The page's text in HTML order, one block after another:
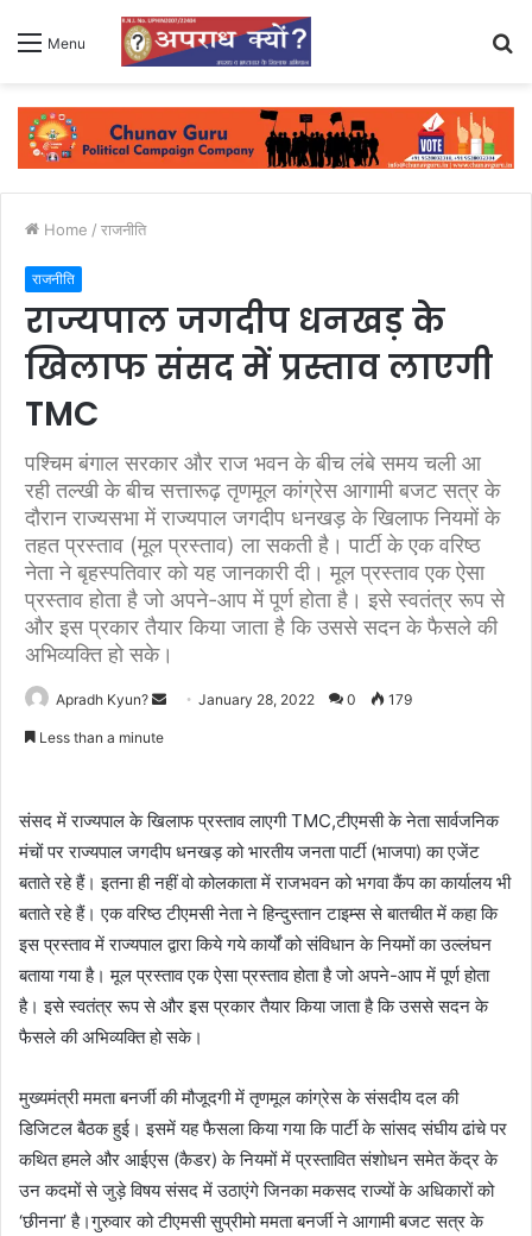
Menu
Home / राजनीति
राजनीति
राज्यपाल जगदीप धनखड़ के
खिलाफ संसद में प्रस्ताव लाएगी
TMC
पश्चिम बंगाल सरकार और राज भवन के बीच लंबे समय चली आ
रही तल्खी के बीच सत्तारूढ़ तृणमूल कांग्रेस आगामी बजट सत्र के
दौरान राज्यसभा में राज्यपाल जगदीप धनखड़ के खिलाफ नियमों के
तहत प्रस्ताव (मूल प्रस्ताव) ला सकती है। पार्टी के एक वरिष्ठ
नेता ने बृहस्पतिवार को यह जानकारी दी। मूल प्रस्ताव एक ऐसा
प्रस्ताव होता है जो अपने-आप में पूर्ण होता है। इसे स्वतंत्र रूप से
और इस प्रकार तैयार किया जाता है कि उससे सदन के फैसले की
अभिव्यक्ति हो सके।
Apradh Kyun?
a
e
l
January 28, 2022 0 179
Less than a minute
संसद में राज्यपाल के खिलाफ प्रस्ताव लाएगी TMC,टीएमसी के नेता सार्वजनिक
मंचों पर राज्यपाल जगदीप धनखड़ को भारतीय जनता पार्टी (भाजपा) का एजेंट
बताते रहे हैं। इतना ही नहीं वो कोलकाता में राजभवन को भगवा कैंप का कार्यालय भी
बताते रहे हैं। एक वरिष्ठ टीएमसी नेता ने हिन्दुस्तान टाइम्स से बातचीत में कहा कि
इस प्रस्ताव में राज्यपाल द्वारा किये गये कार्यों को संविधान के नियमों का उल्लंघन
बताया गया है। मूल प्रस्ताव एक ऐसा प्रस्ताव होता है जो अपने-आप में पूर्ण होता
है। इसे स्वतंत्र रूप से और इस प्रकार तैयार किया जाता है कि उससे सदन के
फैसले की अभिव्यक्ति हो सके।
मुख्यमंत्री ममता बनर्जी की मौजूदगी में तृणमूल कांग्रेस के संसदीय दल की
डिजिटल बैठक हुई। इसमें यह फैसला किया गया कि पार्टी के सांसद संघीय ढांचे पर
कथित हमले और आईएस (कैडर) के नियमों में प्रस्तावित संशोधन समेत केंद्र के
उन कदमों से जुड़े विषय संसद में उठाएंगे जिनका मकसद राज्यों के अधिकारों को
‘छीनना’ है।गुरुवार को टीएमसी सुप्रीमो ममता बनर्जी ने आगामी बजट सत्र के